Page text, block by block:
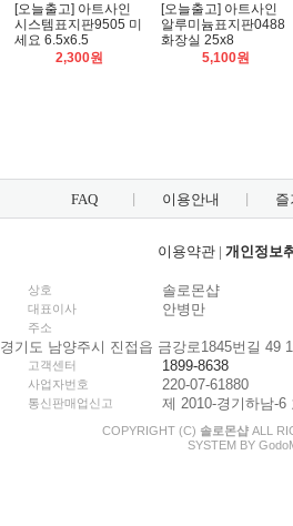
[오늘출고] 아트사인
시스템표지판9505 미
세요 6.5x6.5
2,300원
[오늘출고] 아트사인
알루미늄표지판0488
화장실 25x8
5,100원
FAQ 이용안내 즐
이용약관| 개인정보
상호 솔로몬샵
대표이사 안병만
주소
경기도 남양주시 진접읍 금강로1845번길 49
고객센터 1899-8638
사업자번호 220-07-61880
통신판매업신고 제 2010-경기하남-6
COPYRIGHT (C) 솔로몬샵 ALL
SYSTEM BY Godo